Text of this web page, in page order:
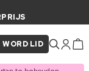
WORD LID